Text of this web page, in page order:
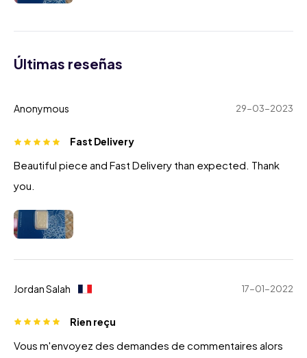
Últimas reseñas
Anonymous 29-03-2023
Fast Delivery
Beautiful piece and Fast Delivery than expected. Thank
you.
Jordan Salah 17-01-2022
Rien reçu
Vous m'envoyez des demandes de commentaires alors